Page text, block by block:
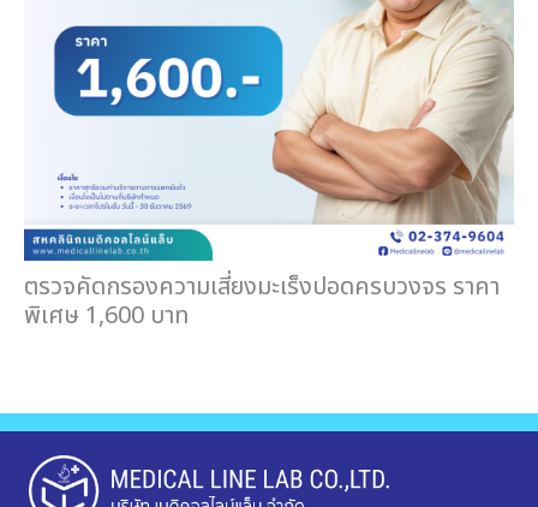
ตรวจคัดกรองความเสี่ยงมะเร็งปอดครบวงจร ราคา
พิเศษ 1,600 บาท